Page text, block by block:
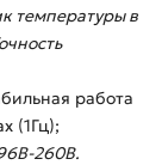
температуры в
работа
(1Гц);
260В.